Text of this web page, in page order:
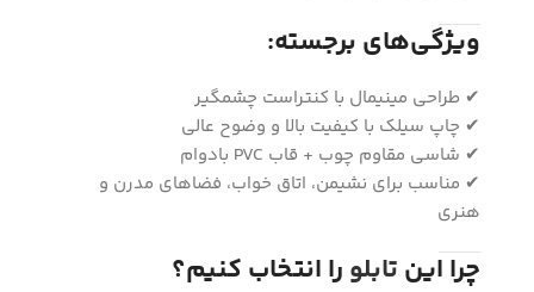
ویژگی‌های برجسته:
✔ طراحی مینیمال با کنتراست چشمگیر
✔ چاپ سیلک با کیفیت بالا و وضوح عالی
✔ شاسی مقاوم چوب + قاب PVC بادوام
✔ مناسب برای نشیمن، اتاق خواب، فضاهای مدرن و
هنری
چرا این تابلو را انتخاب کنیم؟